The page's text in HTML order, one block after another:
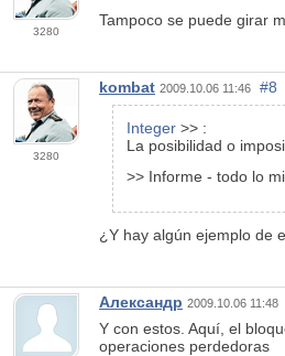
3280
Tampoco se puede girar
3280
kombat 2009.10.06 11:46 #8
Integer >> :
La posibilidad o
>> Informe - todo lo
¿Y hay algún ejemplo de
Александр 2009.10.06 11:48
Y con estos. Aquí, el
operaciones perdedoras